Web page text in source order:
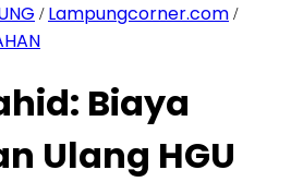
/ Lampungcorner.com /
Biaya
Ulang HGU